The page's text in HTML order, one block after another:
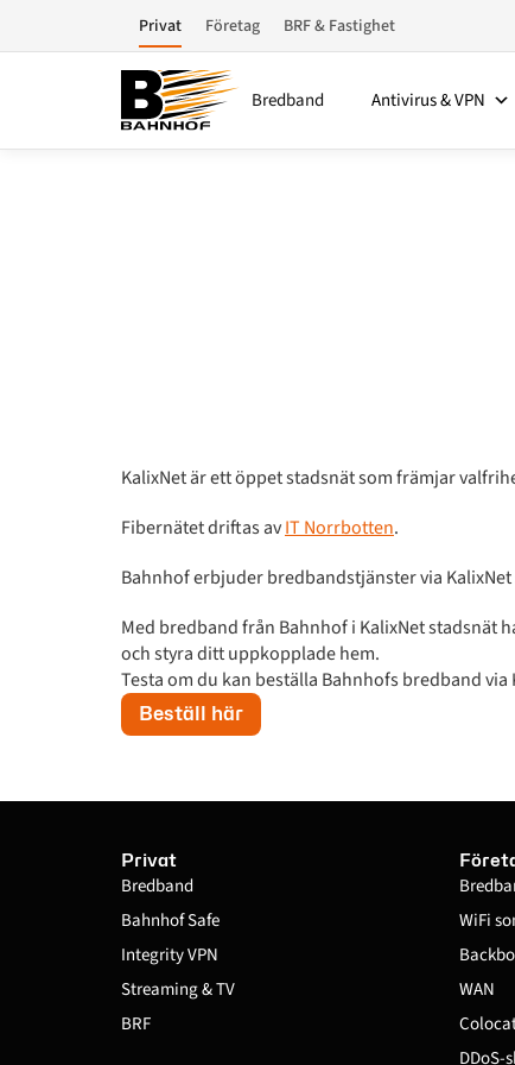
Privat Företag BRF & Fastighet
Bredband Antivirus & VPN
KalixNet är ett öppet stadsnät som främjar
Fibernätet driftas avIT Norrbotten.
Bahnhof erbjuder bredbandstjänster via
Med bredband från Bahnhof i KalixNet stadsnät
och styra ditt uppkopplade hem.
Testa om du kan beställa Bahnhofs bredband
Beställ här
Privat
Bredband
Bahnhof Safe
Integrity VPN
Streaming & TV
BRF
WiFi
WAN
DDoS-